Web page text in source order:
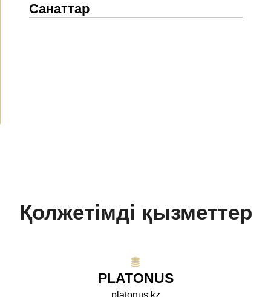
Санаттар
Қолжетімді қызметтер
PLATONUS
platonus.kz